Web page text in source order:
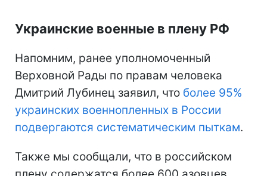
Украинские военные в плену РФ
Напомним, ранее уполномоченный
Верховной Рады по правам человека
Дмитрий Лубинец заявил, что более 95%
украинских военнопленных в России
подвергаются систематическим пыткам.
Также мы сообщали, что в российском